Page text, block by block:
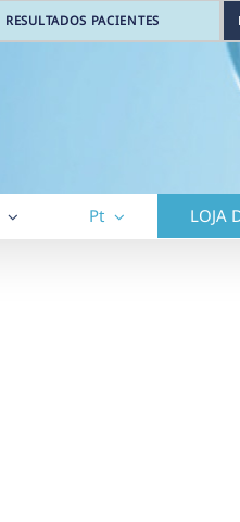
RESULTADOS PACIENTES
Pt LOJA